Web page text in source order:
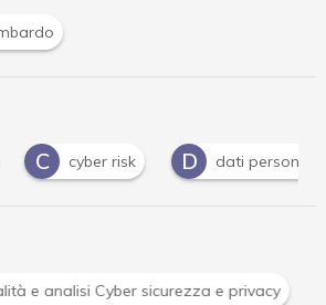
D dati personali E Edge
e Malware: le ultime news in tempo